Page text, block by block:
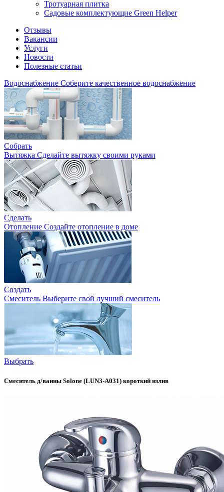
Тротуарная плитка
Садовые комплектующие Green Helper
Отзывы
Вакансии
Услуги
Новости
Полезные статьи
Водоснабжение Соберите качественное водоснабжение
Собрать
Вытяжка Сделайте вытяжку своими руками
Сделать
Отопление Создайте отопление в доме
Создать
Смеситель Выберите свой лучший смеситель
Выбрать
Смеситель д/ванны Solone (LUN3-A031) короткий излив